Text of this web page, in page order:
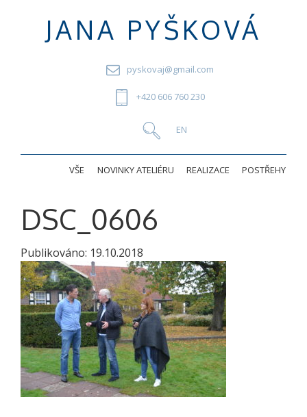
JANA PYŠKOVÁ
pyskovaj@gmail.com
+420 606 760 230
VŠE NOVINKY ATELIÉRU REALIZACE POSTŘEHY
DSC_0606
Publikováno: 19.10.2018